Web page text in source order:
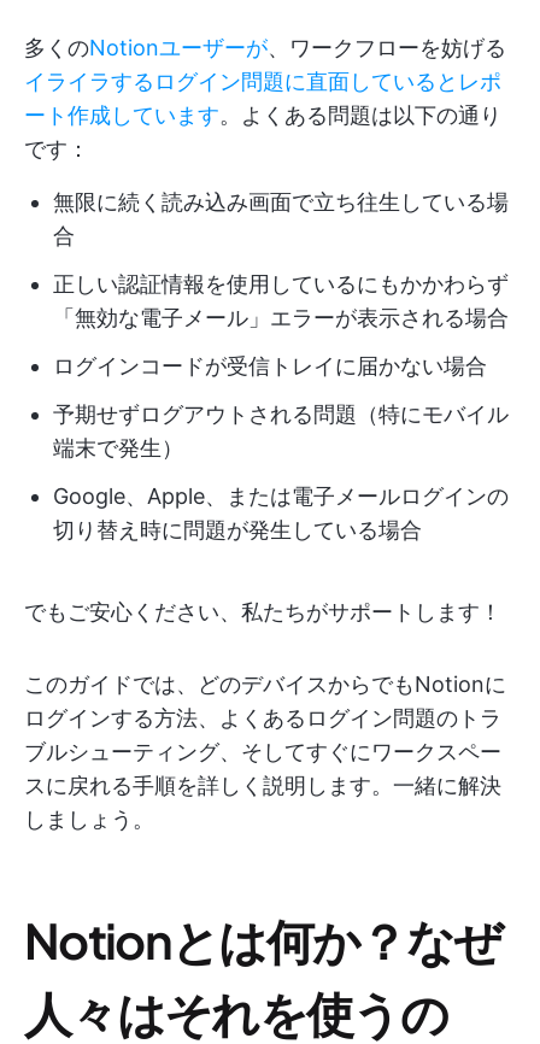
多くのNotionユーザーが、ワークフローを妨げる
イライラするログイン問題に直面しているとレポ
ート作成しています。よくある問題は以下の通り
です：
無限に続く読み込み画面で立ち往生している場
合
正しい認証情報を使用しているにもかかわらず
「無効な電子メール」エラーが表示される場合
ログインコードが受信トレイに届かない場合
予期せずログアウトされる問題（特にモバイル
端末で発生）
Google、Apple、または電子メールログインの
切り替え時に問題が発生している場合
でもご安心ください、私たちがサポートします！
このガイドでは、どのデバイスからでもNotionに
ログインする方法、よくあるログイン問題のトラ
ブルシューティング、そしてすぐにワークスペー
スに戻れる手順を詳しく説明します。一緒に解決
しましょう。
Notionとは何か？なぜ
人々はそれを使うの